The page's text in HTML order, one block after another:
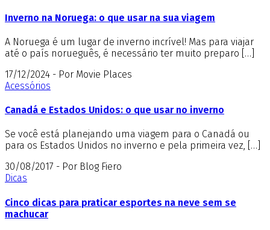
Inverno na Noruega: o que usar na sua viagem
A Noruega é um lugar de inverno incrível! Mas para viajar
até o país norueguês, é necessário ter muito preparo […]
17/12/2024 - Por Movie Places
Acessórios
Canadá e Estados Unidos: o que usar no inverno
Se você está planejando uma viagem para o Canadá ou
para os Estados Unidos no inverno e pela primeira vez, […]
30/08/2017 - Por Blog Fiero
Dicas
Cinco dicas para praticar esportes na neve sem se
machucar